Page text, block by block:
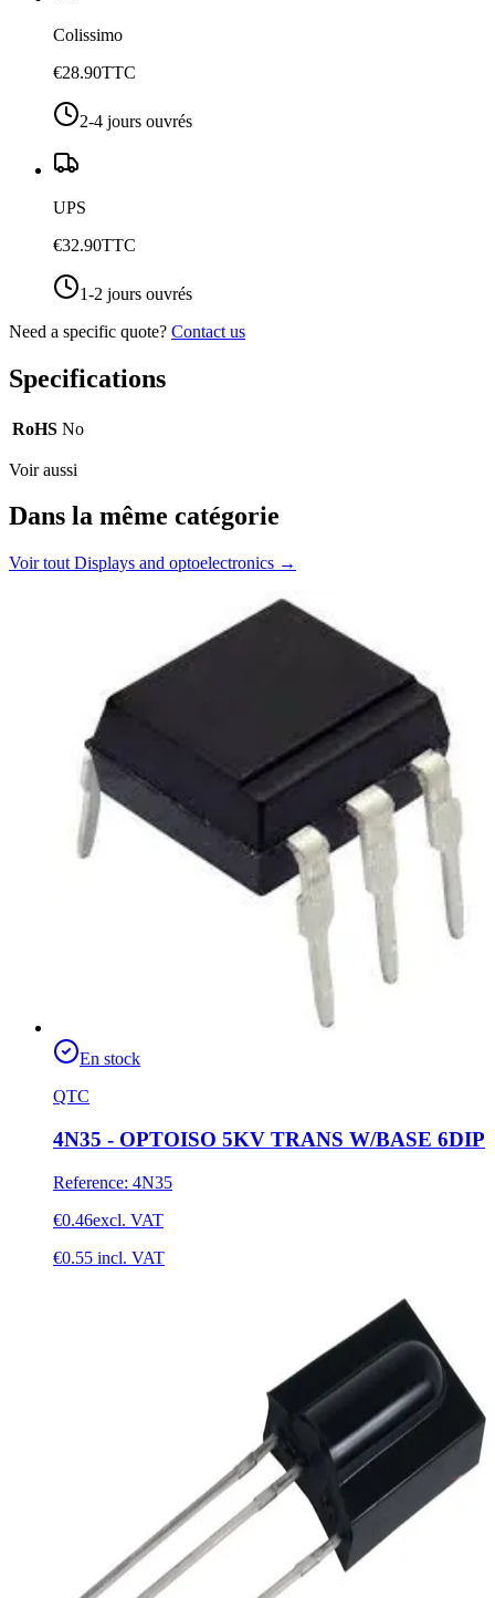
Colissimo
€28.90TTC
2-4 jours ouvrés
UPS
€32.90TTC
1-2 jours ouvrés
Need a specific quote? Contact us
Specifications
RoHS No
Voir aussi
Dans la même catégorie
Voir tout Displays and optoelectronics →
En stock
QTC
4N35 - OPTOISO 5KV TRANS W/BASE 6DIP
Reference: 4N35
€0.46excl. VAT
€0.55 incl. VAT